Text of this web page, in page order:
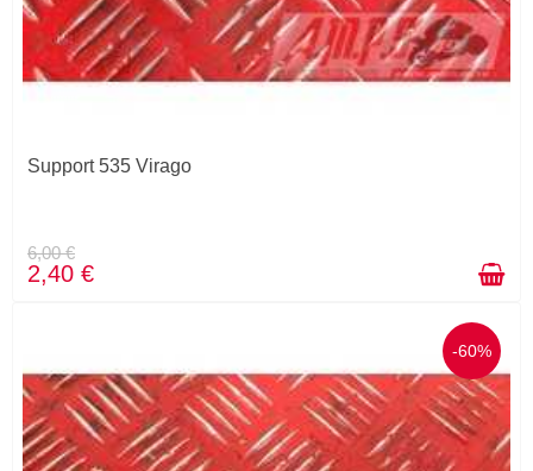
Support 535 Virago
6,00 €
2,40 €
-60%